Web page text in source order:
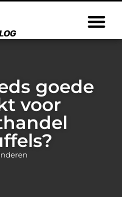
goede
voor